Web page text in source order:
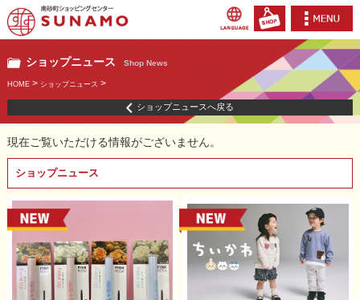
ショップニュース Shop News
HOME> ショップニュース >
ショップニュースへ戻る
現在ご覧いただける情報がございません。
ショップニュース